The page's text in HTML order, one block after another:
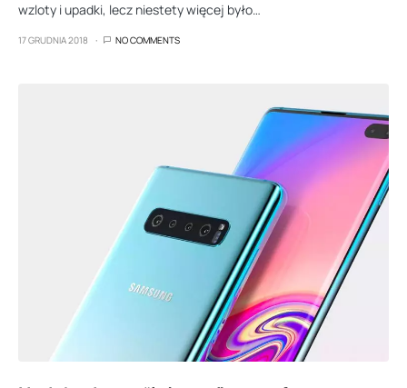
wzloty i upadki, lecz niestety więcej było…
17 GRUDNIA 2018 NO COMMENTS